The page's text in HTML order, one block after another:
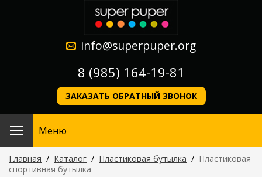
info@superpuper.org
8 (985) 164-19-81
ЗАКАЗАТЬ ОБРАТНЫЙ ЗВОНОК
Меню
Главная / Каталог / Пластиковая бутылка / Пластиковая
спортивная бутылка